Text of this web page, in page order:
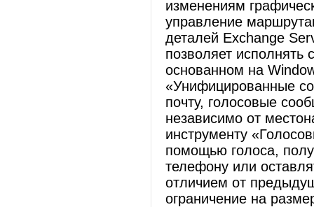
изменениям
управление
деталей Exchange
позволяет
основанном на
«Унифицированные
почту, голосовые
независимо от
инструменту
помощью голоса,
телефону или
отличием от
ограничение на